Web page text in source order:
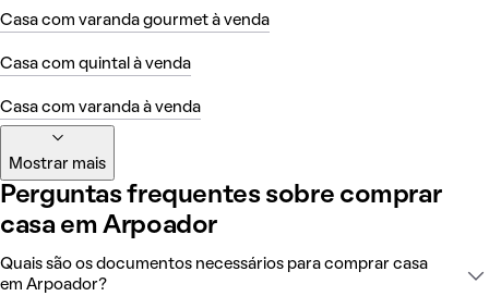
Casa com varanda gourmet à venda
Casa com quintal à venda
Casa com varanda à venda
Mostrar mais
Perguntas frequentes sobre comprar
casa em Arpoador
Quais são os documentos necessários para comprar casa
em Arpoador?